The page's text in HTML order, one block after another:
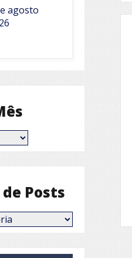
agosto
Posts